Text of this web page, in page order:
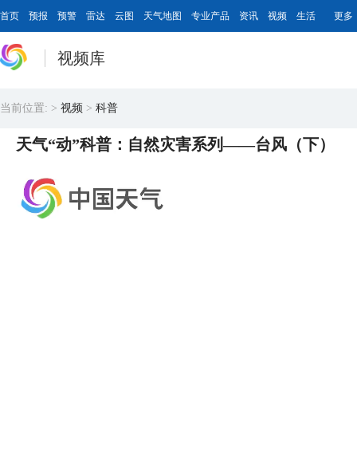
首页 预报 预警 雷达 云图 天气地图 专业产品 资讯 视频 生活 更多
视频库
当前位置: > 视频 > 科普
天气“动”科普：自然灾害系列——台风（下）